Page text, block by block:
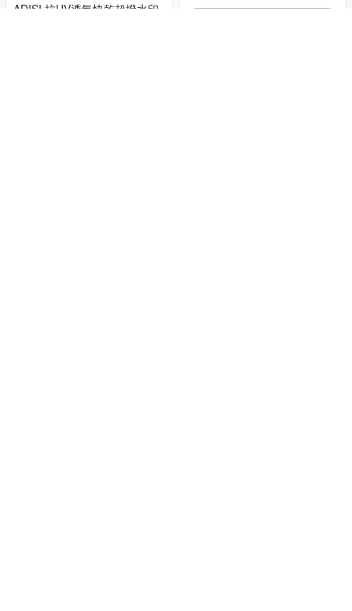
ADISI 抗UV透氣快乾超撥水印